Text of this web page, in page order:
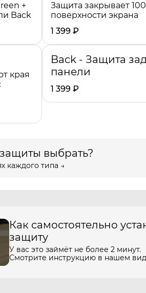
+
Back
Защита закрывает
поверхности экрана
1 399 ₽
края
Back - Защита
панели
1 399 ₽
выбрать?
каждого типа →
Как самостоятельно
защиту
У вас это займёт не более 2 минут.
Смотрите инструкцию в нашем